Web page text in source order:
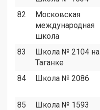
82
Московская
международная
школа
83
Школа № 2104 на
Таганке
84 Школа № 2086
85 Школа № 1593